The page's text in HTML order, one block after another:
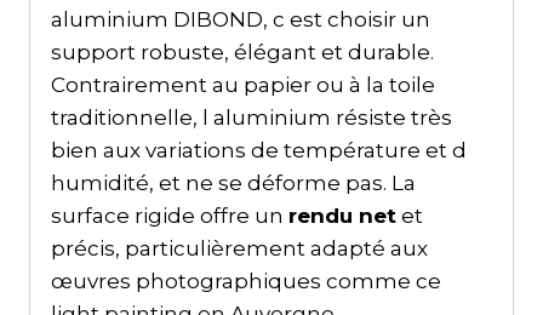
aluminium DIBOND, c est choisir un
support robuste, élégant et durable.
Contrairement au papier ou à la toile
traditionnelle, l aluminium résiste très
bien aux variations de température et d
humidité, et ne se déforme pas. La
surface rigide offre un rendu net et
précis, particulièrement adapté aux
œuvres photographiques comme ce